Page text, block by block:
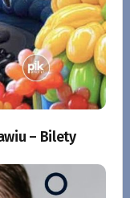
– Bilety